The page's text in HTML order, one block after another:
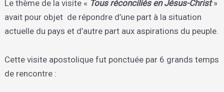
Le thème de la visite « Tous réconciliés en Jésus-Christ»
avait pour objet de répondre d’une part à la situation
actuelle du pays et d’autre part aux aspirations du peuple.
Cette visite apostolique fut ponctuée par 6 grands temps
de rencontre :